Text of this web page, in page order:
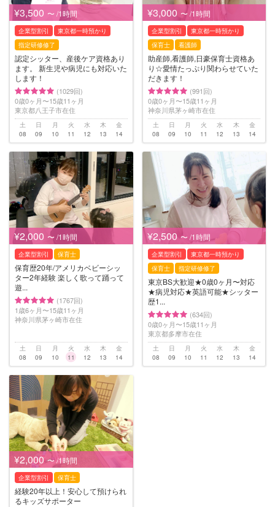
¥3,500 〜 /1時間
企業型割引
東京都一時預かり
指定研修修了
認定シッター、産後ケア資格あり
ます。 新生児や病児にも対応いた
します！
(1029回)
0歳0ヶ月〜15歳11ヶ月
東京都八王子市在住
土
08
日
09
月
10
火
11
水
12
木
13
金
14
¥3,000 〜 /1時間
企業型割引
東京都一時預かり
保育士
看護師
助産師,看護師,日豪保育士資格あ
り☆愛情たっぷり関わらせていた
だきます！
(991回)
0歳0ヶ月〜15歳11ヶ月
神奈川県茅ヶ崎市在住
土
08
日
09
月
10
火
11
水
12
木
13
金
14
¥2,000 〜 /1時間
企業型割引 保育士
保育歴20年/アメリカベビーシッ
ター2年経験 楽しく歌って踊って
遊...
(1767回)
1歳6ヶ月〜15歳11ヶ月
神奈川県茅ヶ崎市在住
土
08
日
09
月
10
火
11
水
12
木
13
金
14
¥2,500 〜 /1時間
企業型割引
東京都一時預かり
保育士
指定研修修了
東京BS大歓迎★0歳0ヶ月〜対応
★病児対応★英語可能★シッター
歴1...
(634回)
0歳0ヶ月〜15歳11ヶ月
東京都多摩市在住
土
08
日
09
月
10
火
11
水
12
木
13
金
14
¥2,000 〜 /1時間
企業型割引 保育士
経験20年以上！安心して預けられ
るキッズサポーター